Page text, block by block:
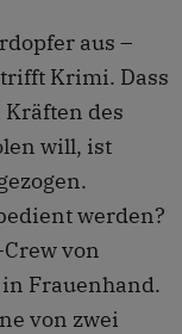
aus –
Krimi. Dass
des
will, ist
werden?
von
Frauenhand.
von zwei